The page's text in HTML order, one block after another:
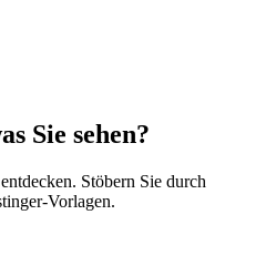
Sie sehen?
Stöbern Sie durch
Vorlagen.